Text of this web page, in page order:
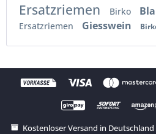
Ersatzriemen Birko
Ersatzriemen Giesswein
Kostenloser Versand in Deutschland